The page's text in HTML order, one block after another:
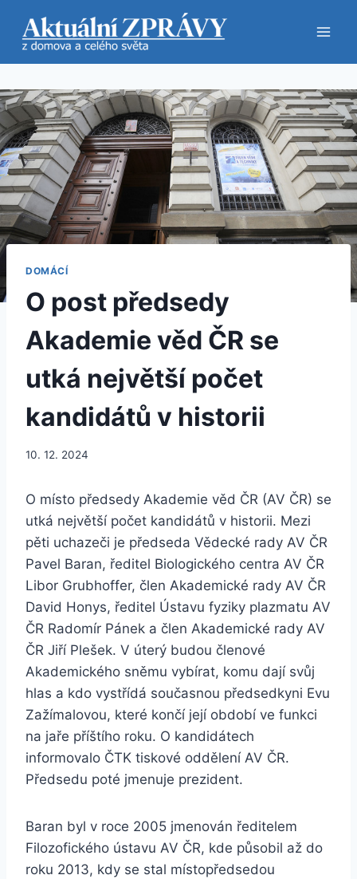
obsah
DOMÁCÍ
O post předsedy
Akademie věd ČR se
utká největší počet
kandidátů v historii
10. 12. 2024
O místo předsedy Akademie věd ČR (AV ČR) se
utká největší počet kandidátů v historii. Mezi
pěti uchazeči je předseda Vědecké rady AV ČR
Pavel Baran, ředitel Biologického centra AV ČR
Libor Grubhoffer, člen Akademické rady AV ČR
David Honys, ředitel Ústavu fyziky plazmatu AV
ČR Radomír Pánek a člen Akademické rady AV
ČR Jiří Plešek. V úterý budou členové
Akademického sněmu vybírat, komu dají svůj
hlas a kdo vystřídá současnou předsedkyni Evu
Zažímalovou, které končí její období ve funkci
na jaře příštího roku. O kandidátech
informovalo ČTK tiskové oddělení AV ČR.
Předsedu poté jmenuje prezident.
Baran byl v roce 2005 jmenován ředitelem
Filozofického ústavu AV ČR, kde působil až do
roku 2013, kdy se stal místopředsedou